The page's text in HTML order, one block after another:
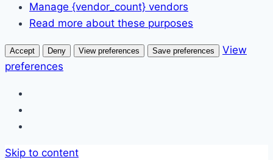
Manage {vendor_count} vendors
Read more about these purposes
Accept Deny View preferences Save preferences
View
preferences
Skip to content